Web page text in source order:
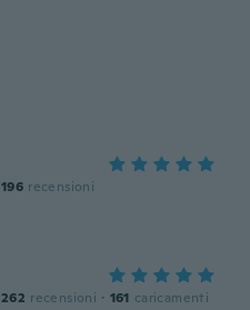
196 recensioni
262 recensioni · 161 caricamenti